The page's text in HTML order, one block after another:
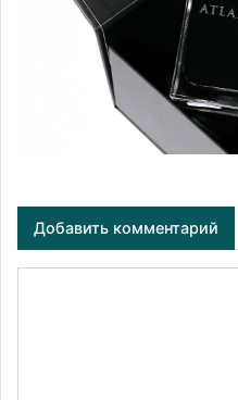
Добавить комментарий